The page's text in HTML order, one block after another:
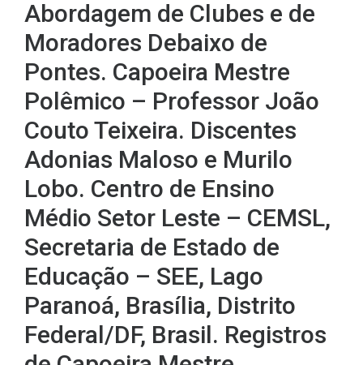
Abordagem de Clubes e de
Moradores Debaixo de
Pontes. Capoeira Mestre
Polêmico – Professor João
Couto Teixeira. Discentes
Adonias Maloso e Murilo
Lobo. Centro de Ensino
Médio Setor Leste – CEMSL,
Secretaria de Estado de
Educação – SEE, Lago
Paranoá, Brasília, Distrito
Federal/DF, Brasil. Registros